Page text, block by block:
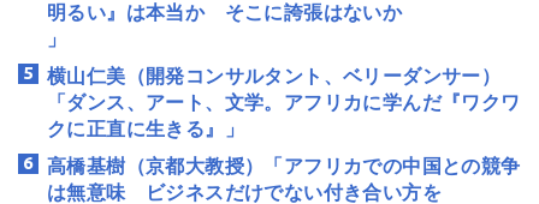
明るい』は本当か そこに誇張はないか
」
横山仁美（開発コンサルタント、ベリーダンサー）
「ダンス、アート、文学。アフリカに学んだ『ワクワ
クに正直に生きる』」
高橋基樹（京都大教授）「アフリカでの中国との競争
は無意味 ビジネスだけでない付き合い方を